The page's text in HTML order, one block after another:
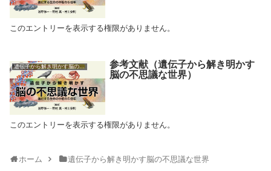
このエントリーを表示する権限がありません。
遺伝子から解き明かす脳の不思議な世界
参考文献（遺伝子から解き明かす
脳の不思議な世界）
このエントリーを表示する権限がありません。
ホーム 遺伝子から解き明かす脳の不思議な世界